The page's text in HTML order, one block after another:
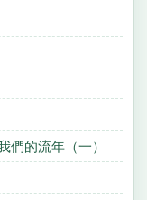
們的流年（一）